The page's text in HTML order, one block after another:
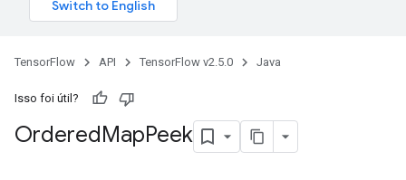
TensorFlow API TensorFlow v2.5.0 Java
Isso foi útil?
OrderedMapPeek